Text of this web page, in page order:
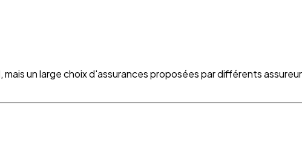
un large choix d'assurances proposées par différents